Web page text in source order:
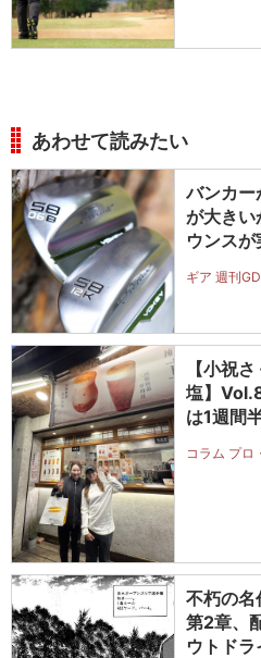
あわせて読みたい
バンカー
が大きい
ウンスが
ギア 週刊GD
【小祝
塩】
は1週間
コラム プロ
不朽の名
第2章、
ウトドラ